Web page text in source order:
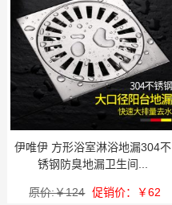
伊唯伊 方形浴室淋浴地漏304不
锈钢防臭地漏卫生间...
原价:￥124 促销价：￥62